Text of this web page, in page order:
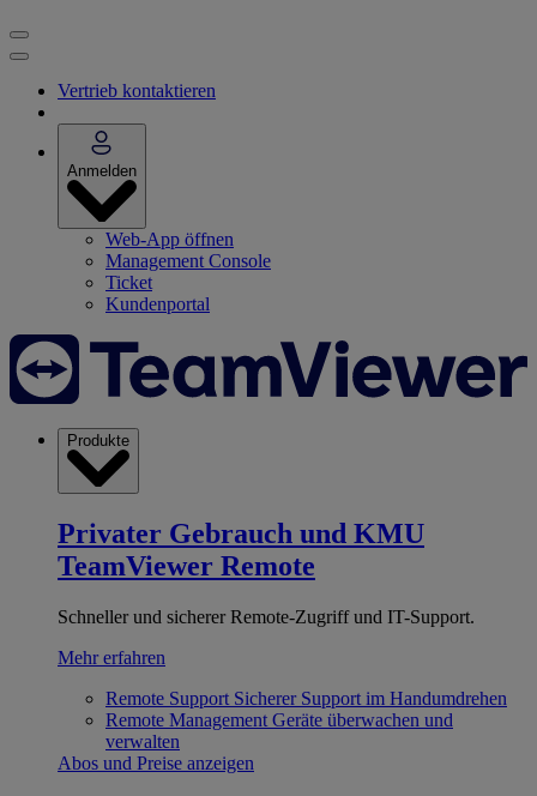
Vertrieb kontaktieren
Anmelden
Web-App öffnen
Management Console
Ticket
Kundenportal
Produkte
Privater Gebrauch und KMU
TeamViewer Remote
Schneller und sicherer Remote-Zugriff und IT-Support.
Mehr erfahren
Remote Support Sicherer Support im Handumdrehen
Remote Management Geräte überwachen und
verwalten
Abos und Preise anzeigen